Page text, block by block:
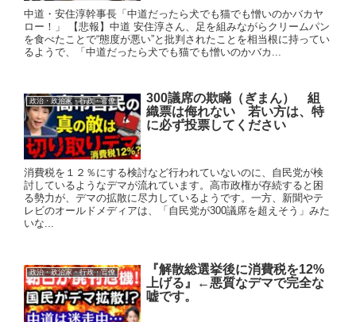
中道・安住淳幹事長「中道だったら犬でも猫でも憎いのかバカヤ
ロー！」 【悲報】中道 安住淳さん、足を組みながらクリームパン
を食べたことで“態度が悪い”と批判されたことを相当根に持ってい
るようで、「中道だったら犬でも猫でも憎いのかバカ...
政治・政治家・行政・官僚
300議席の欺瞞（ぎまん） 組
織票は侮れない 若い方は、特
に必ず投票してください
消費税を１２％にする検討など行われていないのに、自民党が検
討しているようなデマが流れています。高市政権が存続すると困
る勢力が、デマの拡散に尽力しているようです。一方、新聞やテ
レビのオールドメディアは、「自民党が300議席を超えそう」みた
いな...
政治・政治家・行政・官僚
『解散総選挙後に消費税を12%
上げる』←悪質なデマで完全な
嘘です。